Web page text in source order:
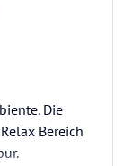
Die
Bereich